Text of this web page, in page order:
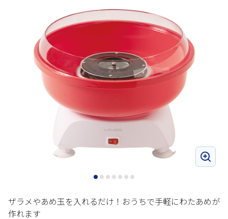
ザラメやあめ玉を入れるだけ！おうちで手軽にわたあめが
作れます